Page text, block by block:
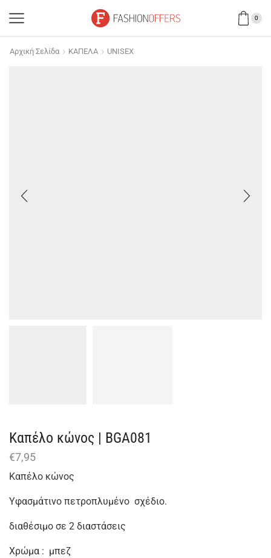
0
Αρχική Σελίδα ΚΑΠΕΛΑ UNISEX
Καπέλο κώνος | BGA081
€7,95
Καπέλο κώνος
Υφασμάτινο πετροπλυμένο σχέδιο.
διαθέσιμο σε 2 διαστάσεις
Xρώμα : μπεζ